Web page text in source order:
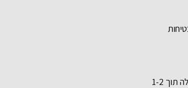
זמן ההחלמה השתפר ב-40% בממוצע הודות לטכניקות חדישות, כאשר רוב המטופלים חוזרים לפעילות רגילה תוך 1-2